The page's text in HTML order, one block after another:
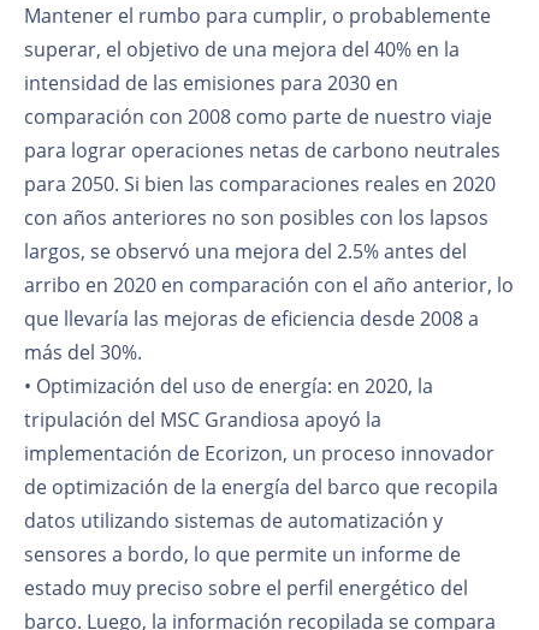
Mantener el rumbo para cumplir, o probablemente
superar, el objetivo de una mejora del 40% en la
intensidad de las emisiones para 2030 en
comparación con 2008 como parte de nuestro viaje
para lograr operaciones netas de carbono neutrales
para 2050. Si bien las comparaciones reales en 2020
con años anteriores no son posibles con los lapsos
largos, se observó una mejora del 2.5% antes del
arribo en 2020 en comparación con el año anterior, lo
que llevaría las mejoras de eficiencia desde 2008 a
más del 30%.
• Optimización del uso de energía: en 2020, la
tripulación del MSC Grandiosa apoyó la
implementación de Ecorizon, un proceso innovador
de optimización de la energía del barco que recopila
datos utilizando sistemas de automatización y
sensores a bordo, lo que permite un informe de
estado muy preciso sobre el perfil energético del
barco. Luego, la información recopilada se compara